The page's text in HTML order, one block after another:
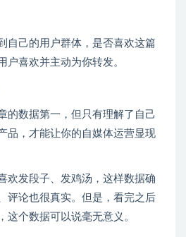
自己的用户群体，是否喜欢这篇
户喜欢并主动为你转发。
的数据第一，但只有理解了自己
品，才能让你的自媒体运营显现
欢发段子、发鸡汤，这样数据确
评论也很真实。但是，看完之后
这个数据可以说毫无意义。